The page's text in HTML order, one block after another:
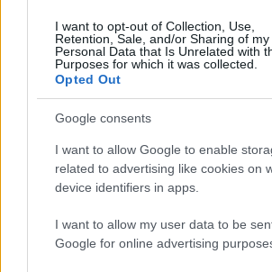
I want to opt-out of Collection, Use,
Retention, Sale, and/or Sharing of my
Personal Data that Is Unrelated with
Purposes for which it was collected.
Opted Out
Google consents
I want to allow Google to enable
related to advertising like cookies on
device identifiers in apps.
I want to allow my user data to be
Google for online advertising
Cómo Baqueira Beret
cultural y deportiva de la Val
Valls d’Àneu
Baqueira Beret no solo es sinónimo de
CULTURA